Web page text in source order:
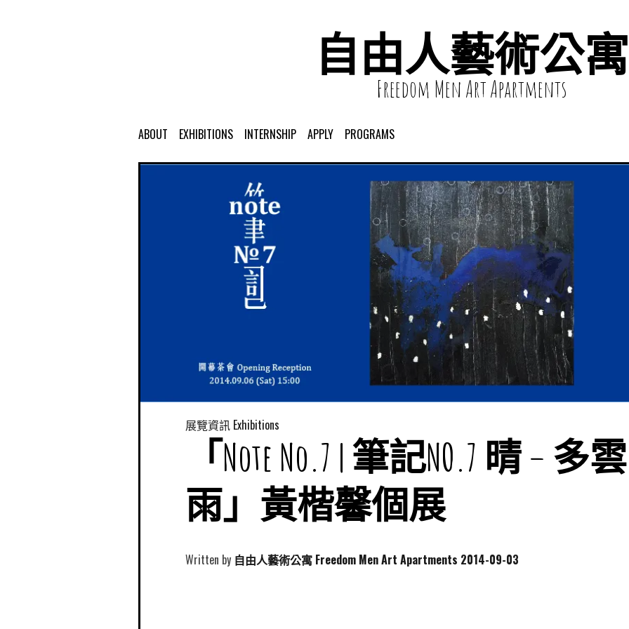
自由人藝術公寓
Freedom Men Art Apartments
ABOUT EXHIBITIONS INTERNSHIP APPLY PROGRAMS
展覽資訊 Exhibitions
「Note No.7 | 筆記NO.7 晴 – 多
雨」黃楷馨個展
Written by 自由人藝術公寓 Freedom Men Art Apartments 2014-09-03